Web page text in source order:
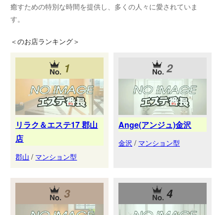
癒すための特別な時間を提供し、多くの人々に愛されていま
す。
＜のお店ランキング＞
1
リラク＆エステ17 郡山
店
郡山 / マンション型
2
Ange(アンジュ)金沢
金沢 / マンション型
3 4